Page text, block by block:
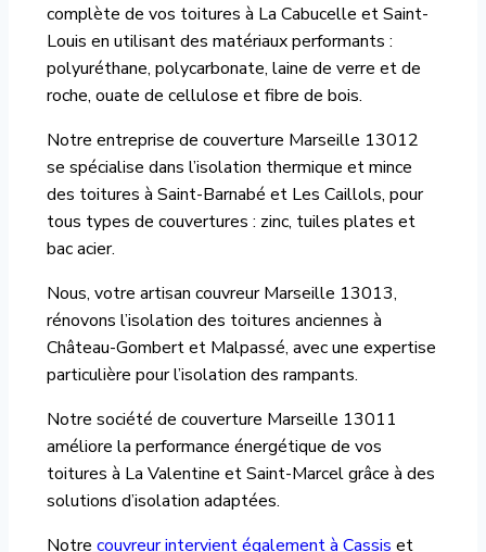
complète de vos toitures à La Cabucelle et Saint-
Louis en utilisant des matériaux performants :
polyuréthane, polycarbonate, laine de verre et de
roche, ouate de cellulose et fibre de bois.
Notre entreprise de couverture Marseille 13012
se spécialise dans l’isolation thermique et mince
des toitures à Saint-Barnabé et Les Caillols, pour
tous types de couvertures : zinc, tuiles plates et
bac acier.
Nous, votre artisan couvreur Marseille 13013,
rénovons l’isolation des toitures anciennes à
Château-Gombert et Malpassé, avec une expertise
particulière pour l’isolation des rampants.
Notre société de couverture Marseille 13011
améliore la performance énergétique de vos
toitures à La Valentine et Saint-Marcel grâce à des
solutions d’isolation adaptées.
Notre couvreur intervient également à Cassis et